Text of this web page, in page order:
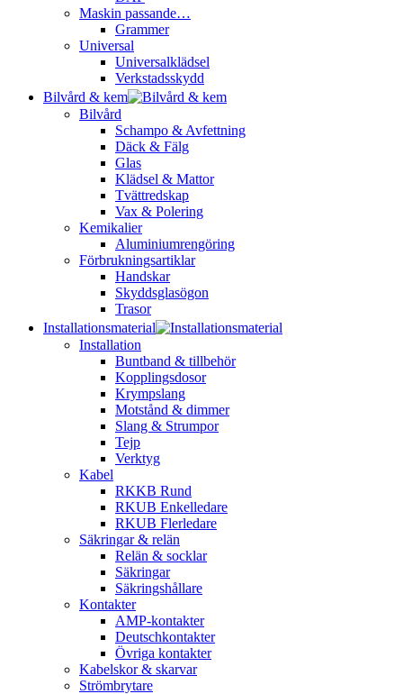
Maskin passande…
Grammer
Universal
Universalklädsel
Verkstadsskydd
Bilvård & kem
Bilvård
Schampo & Avfettning
Däck & Fälg
Glas
Klädsel & Mattor
Tvättredskap
Vax & Polering
Kemikalier
Aluminiumrengöring
Förbrukningsartiklar
Handskar
Skyddsglasögon
Trasor
Installationsmaterial
Installation
Buntband & tillbehör
Kopplingsdosor
Krympslang
Motstånd & dimmer
Slang & Strumpor
Tejp
Verktyg
Kabel
RKKB Rund
RKUB Enkelledare
RKUB Flerledare
Säkringar & relän
Relän & socklar
Säkringar
Säkringshållare
Kontakter
AMP-kontakter
Deutschkontakter
Övriga kontakter
Kabelskor & skarvar
Strömbrytare